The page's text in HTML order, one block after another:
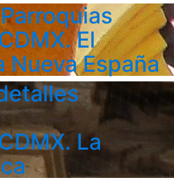
El
Nueva España
La